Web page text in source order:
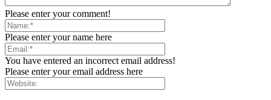
Please enter your comment!
Please enter your name here
You have entered an incorrect email address!
Please enter your email address here